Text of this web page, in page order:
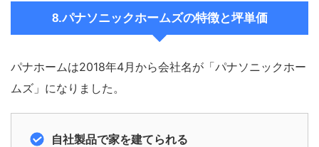
8.パナソニックホームズの特徴と坪単価
パナホームは2018年4月から会社名が「パナソニックホー
ムズ」になりました。
自社製品で家を建てられる